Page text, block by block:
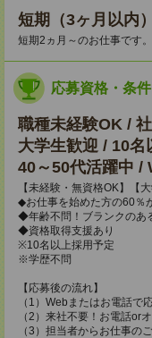
短期（3ヶ月以内）
短期2ヵ月～のお仕事です
応募資格・条件
職種未経験OK /
大学生歓迎 / 10
40～50代活躍中 /
【未経験・無資格OK】【
◆お仕事を始めた方の60％
◆年齢不問！ブランクのあ
◆資格取得支援あり
※10名以上採用予定
※学歴不問
【応募後の流れ】
（1）Webまたはお電話で
（2）来社不要！お電話or
（3）担当者からお仕事の